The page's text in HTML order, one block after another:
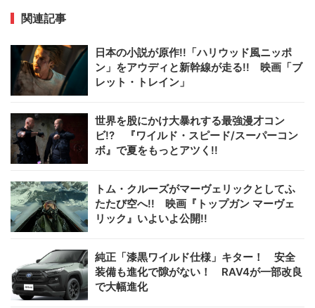
関連記事
日本の小説が原作!!「ハリウッド風ニッポ
ン」をアウディと新幹線が走る!! 映画「ブ
レット・トレイン」
世界を股にかけ大暴れする最強漫才コン
ビ!? 『ワイルド・スピード/スーパーコン
ボ』で夏をもっとアツく!!
トム・クルーズがマーヴェリックとしてふ
たたび空へ!! 映画『トップガン マーヴェ
リック』いよいよ公開!!
純正「漆黒ワイルド仕様」キター！ 安全
装備も進化で隙がない！ RAV4が一部改良
で大幅進化